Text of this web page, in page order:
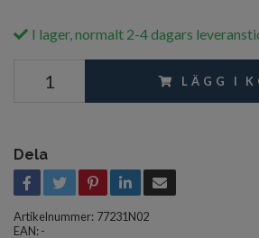
I lager, normalt 2-4 dagars
LÄGG I
Dela
Artikelnummer: 77231N02
EAN: -